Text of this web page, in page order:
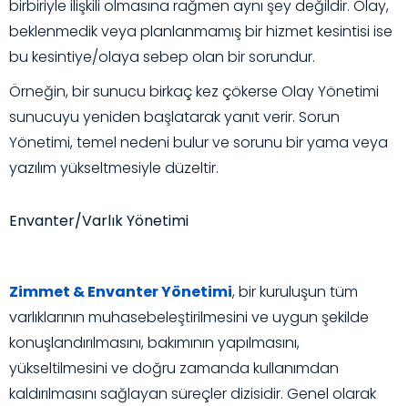
birbiriyle ilişkili olmasına rağmen aynı şey değildir. Olay,
beklenmedik veya planlanmamış bir hizmet kesintisi ise
bu kesintiye/olaya sebep olan bir sorundur.
Örneğin, bir sunucu birkaç kez çökerse Olay Yönetimi
sunucuyu yeniden başlatarak yanıt verir. Sorun
Yönetimi, temel nedeni bulur ve sorunu bir yama veya
yazılım yükseltmesiyle düzeltir.
Envanter/Varlık Yönetimi
Zimmet & Envanter Yönetimi, bir kuruluşun tüm
varlıklarının muhasebeleştirilmesini ve uygun şekilde
konuşlandırılmasını, bakımının yapılmasını,
yükseltilmesini ve doğru zamanda kullanımdan
kaldırılmasını sağlayan süreçler dizisidir. Genel olarak